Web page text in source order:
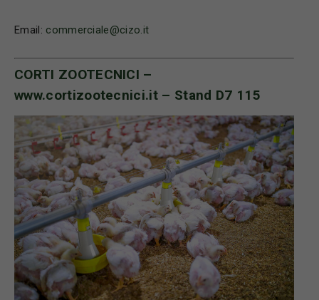
Email: commerciale@cizo.it
CORTI ZOOTECNICI –
www.cortizootecnici.it – Stand D7 115